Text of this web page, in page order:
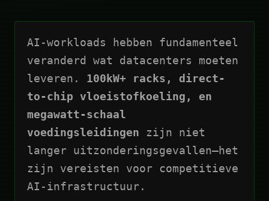
AI-workloads hebben fundamenteel
veranderd wat datacenters moeten
leveren. 100kW+ racks, direct-
to-chip vloeistofkoeling, en
megawatt-schaal
voedingsleidingen zijn niet
langer uitzonderingsgevallen—het
zijn vereisten voor competitieve
AI-infrastructuur.